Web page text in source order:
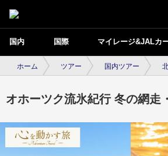
国内 国際 マイレージ&JALカ
ホーム ツアー 国内ツアー
オホーツク流氷紀行 冬の網走